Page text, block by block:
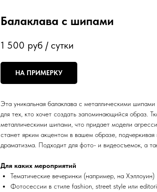
Балаклава с шипами
1 500 руб / сутки
НА ПРИМЕРКУ
Эта уникальная балаклава с металлическими
для тех, кто хочет создать запоминающийся образ.
металлическими шипами, что придает модели
станет ярким акцентом в вашем образе, подчеркивая
драматизма. Подходит для фото- и видеосъемок, а
Для каких мероприятий
Тематические вечеринки (например, на Хэллоуин)
Фотосессии в стиле fashion, street style или